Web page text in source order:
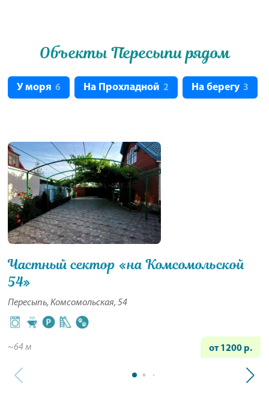
Объекты Пересыпи рядом
У моря 6 На Прохладной 2 На берегу 3
Частный сектор «на Комсомольской
54»
Пересыпь, Комсомольская, 54
~64 м от 1200 р.